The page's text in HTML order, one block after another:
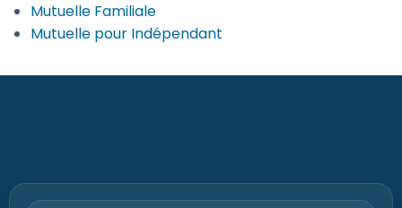
Mutuelle Familiale
Mutuelle pour Indépendant